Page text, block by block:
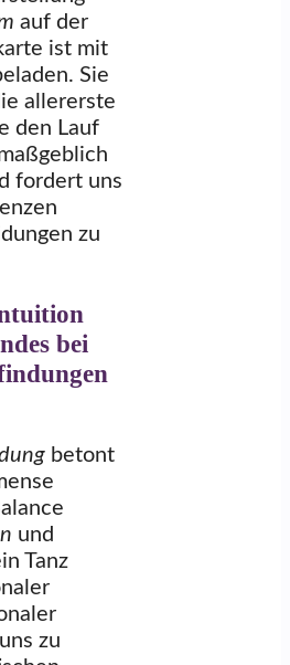
auf der
ist mit
Sie
allererste
den Lauf
fordert uns
zu
bei
betont
und
Tanz
zu